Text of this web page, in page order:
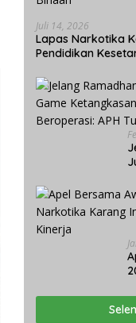
Juli 14, 2026
Lapas Narkotika
Pendidikan